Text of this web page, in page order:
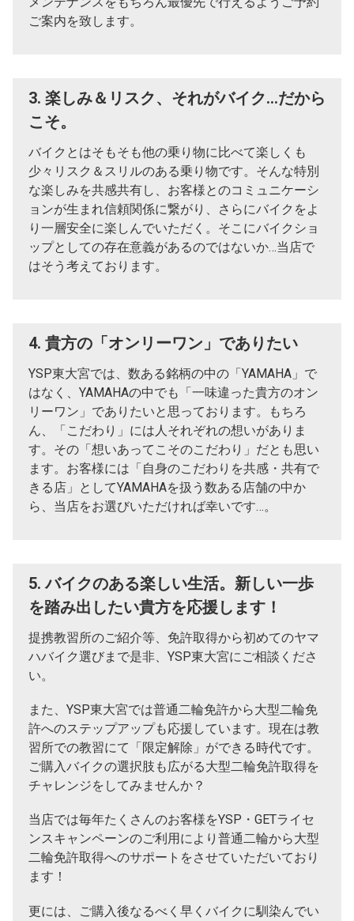
ご案内を致します。
3. 楽しみ＆リスク、それがバイク…だから
こそ。
バイクとはそもそも他の乗り物に比べて楽しくも
少々リスク＆スリルのある乗り物です。そんな特別
な楽しみを共感共有し、お客様とのコミュニケーシ
ョンが生まれ信頼関係に繋がり、さらにバイクをよ
り一層安全に楽しんでいただく。そこにバイクショ
ップとしての存在意義があるのではないか…当店で
はそう考えております。
4. 貴方の「オンリーワン」でありたい
YSP東大宮では、数ある銘柄の中の「YAMAHA」で
はなく、YAMAHAの中でも「一味違った貴方のオン
リーワン」でありたいと思っております。もちろ
ん、「こだわり」には人それぞれの想いがありま
す。その「想いあってこそのこだわり」だとも思い
ます。お客様には「自身のこだわりを共感・共有で
きる店」としてYAMAHAを扱う数ある店舗の中か
ら、当店をお選びいただければ幸いです…。
5. バイクのある楽しい生活。新しい一歩
を踏み出したい貴方を応援します！
提携教習所のご紹介等、免許取得から初めてのヤマ
ハバイク選びまで是非、YSP東大宮にご相談くださ
い。
また、YSP東大宮では普通二輪免許から大型二輪免
許へのステップアップも応援しています。現在は教
習所での教習にて「限定解除」ができる時代です。
ご購入バイクの選択肢も広がる大型二輪免許取得を
チャレンジをしてみませんか？
当店では毎年たくさんのお客様をYSP・GETライセ
ンスキャンペーンのご利用により普通二輪から大型
二輪免許取得へのサポートをさせていただいており
ます！
更には、ご購入後なるべく早くバイクに馴染んでい